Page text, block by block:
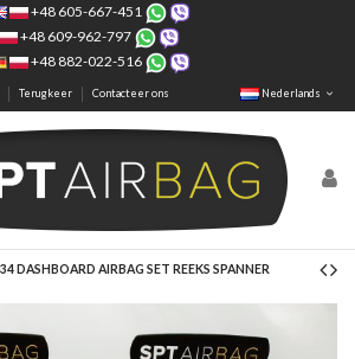
+48 605-667-451
+48 609-962-797
+48 882-022-516
Terugkeer Contacteer ons Nederlands
DASHBOARD AIRBAG SET REEKS SPANNER